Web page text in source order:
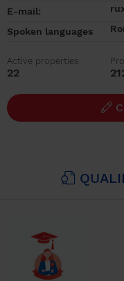
E-mail:
Spoken languages
Active properties
22